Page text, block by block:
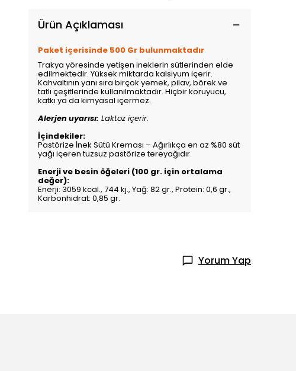
Ürün Açıklaması
Paket içerisinde 500 Gr bulunmaktadır
Trakya yöresinde yetişen ineklerin sütlerinden elde
edilmektedir. Yüksek miktarda kalsiyum içerir.
Kahvaltının yanı sıra birçok yemek, pilav, börek ve
tatlı çeşitlerinde kullanılmaktadır. Hiçbir koruyucu,
katkı ya da kimyasal içermez.
Alerjen uyarısı: Laktoz içerir.
İçindekiler:
Pastörize İnek Sütü Kreması – Ağırlıkça en az %80 süt
yağı içeren tuzsuz pastörize tereyağıdır.
Enerji ve besin öğeleri (100 gr. için ortalama
değer):
Enerji: 3059 kcal., 744 kj., Yağ: 82 gr., Protein: 0,6 gr.,
Karbonhidrat: 0,85 gr.
Yorum Yap